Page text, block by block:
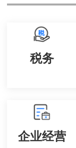
税务
企业经营